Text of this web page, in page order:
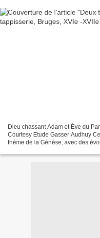
Dieu chassant Adam et Ève du
Courtesy Etude Gasser Audhuy
thème de la Génèse, avec des